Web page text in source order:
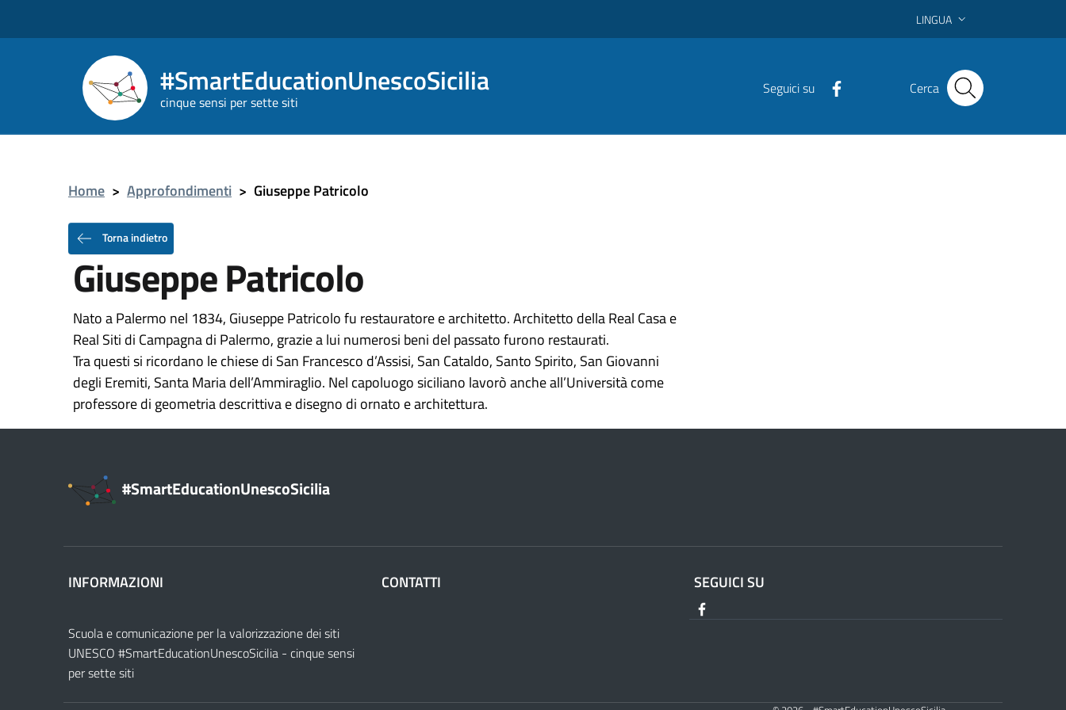
LINGUA
#SmartEducationUnescoSicilia
cinque sensi per sette siti
Seguici su Cerca
Home > Approfondimenti > Giuseppe Patricolo
Torna indietro
Giuseppe Patricolo
Nato a Palermo nel 1834, Giuseppe Patricolo fu restauratore e architetto. Architetto della Real Casa e
Real Siti di Campagna di Palermo, grazie a lui numerosi beni del passato furono restaurati.
Tra questi si ricordano le chiese di San Francesco d’Assisi, San Cataldo, Santo Spirito, San Giovanni
degli Eremiti, Santa Maria dell’Ammiraglio. Nel capoluogo siciliano lavorò anche all’Università come
professore di geometria descrittiva e disegno di ornato e architettura.
#SmartEducationUnescoSicilia
INFORMAZIONI
Scuola e comunicazione per la valorizzazione dei siti
UNESCO #SmartEducationUnescoSicilia - cinque sensi
per sette siti
CONTATTI SEGUICI SU